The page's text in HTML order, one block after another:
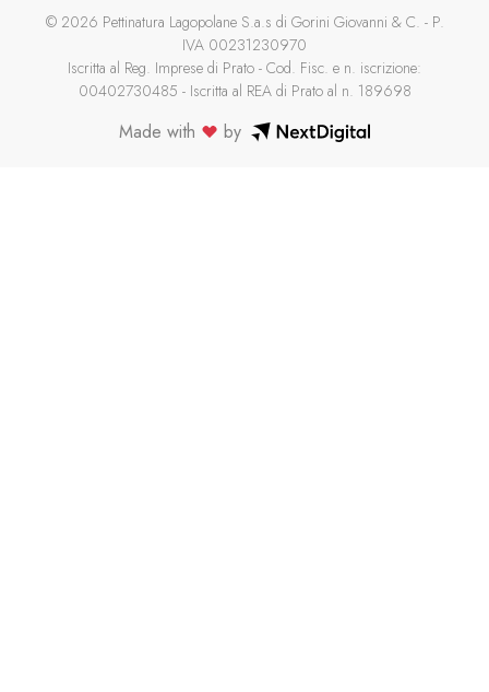
© 2026 Pettinatura Lagopolane S.a.s di Gorini Giovanni & C. - P.
IVA 00231230970
Iscritta al Reg. Imprese di Prato - Cod. Fisc. e n. iscrizione:
00402730485 - Iscritta al REA di Prato al n. 189698
Made with by